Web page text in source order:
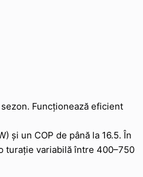
Funcționează eficient
și un COP de până la 16.5. În
turație variabilă între 400–750